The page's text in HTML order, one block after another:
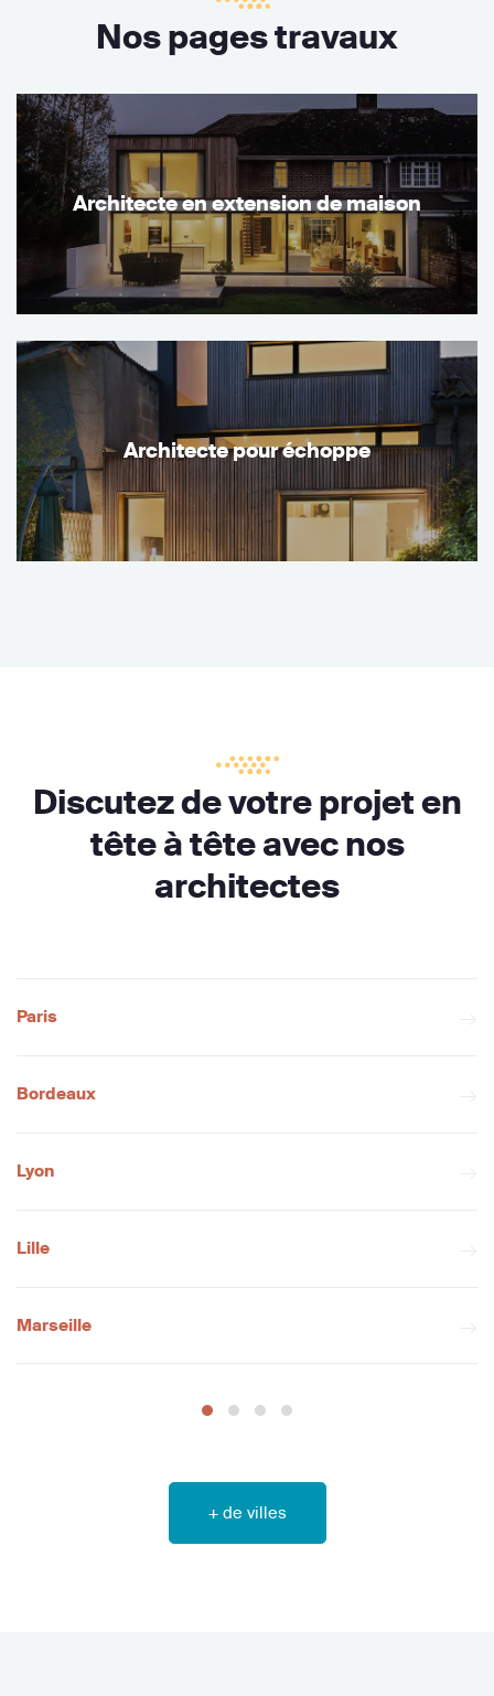
Nos pages travaux
Architecte en extension de maison
Architecte pour échoppe
Discutez de votre projet en
tête à tête avec nos
architectes
Paris
Bordeaux
Lyon
Lille
Marseille
+ de villes